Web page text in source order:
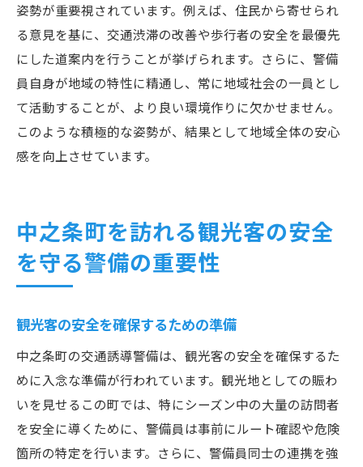
姿勢が重要視されています。例えば、住民から寄せられ
る意見を基に、交通渋滞の改善や歩行者の安全を最優先
にした道案内を行うことが挙げられます。さらに、警備
員自身が地域の特性に精通し、常に地域社会の一員とし
て活動することが、より良い環境作りに欠かせません。
このような積極的な姿勢が、結果として地域全体の安心
感を向上させています。
中之条町を訪れる観光客の安全
を守る警備の重要性
観光客の安全を確保するための準備
中之条町の交通誘導警備は、観光客の安全を確保するた
めに入念な準備が行われています。観光地としての賑わ
いを見せるこの町では、特にシーズン中の大量の訪問者
を安全に導くために、警備員は事前にルート確認や危険
箇所の特定を行います。さらに、警備員同士の連携を強